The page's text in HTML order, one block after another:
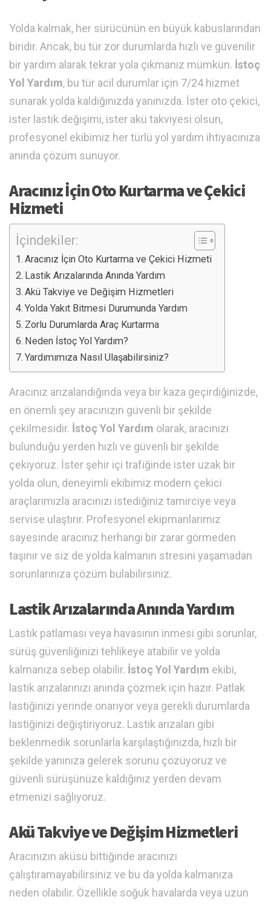
Yolda kalmak, her sürücünün en büyük kabuslarından
biridir. Ancak, bu tür zor durumlarda hızlı ve güvenilir
bir yardım alarak tekrar yola çıkmanız mümkün. İstoç
Yol Yardım, bu tür acil durumlar için 7/24 hizmet
sunarak yolda kaldığınızda yanınızda. İster oto çekici,
ister lastik değişimi, ister akü takviyesi olsun,
profesyonel ekibimiz her türlü yol yardım ihtiyacınıza
anında çözüm sunuyor.
Aracınız İçin Oto Kurtarma ve Çekici
Hizmeti
İçindekiler:
Aracınız İçin Oto Kurtarma ve Çekici Hizmeti
Lastik Arızalarında Anında Yardım
Akü Takviye ve Değişim Hizmetleri
Yolda Yakıt Bitmesi Durumunda Yardım
Zorlu Durumlarda Araç Kurtarma
Neden İstoç Yol Yardım?
Yardımımıza Nasıl Ulaşabilirsiniz?
Aracınız arızalandığında veya bir kaza geçirdiğinizde,
en önemli şey aracınızın güvenli bir şekilde
çekilmesidir. İstoç Yol Yardım olarak, aracınızı
bulunduğu yerden hızlı ve güvenli bir şekilde
çekiyoruz. İster şehir içi trafiğinde ister uzak bir
yolda olun, deneyimli ekibimiz modern çekici
araçlarımızla aracınızı istediğiniz tamirciye veya
servise ulaştırır. Profesyonel ekipmanlarımız
sayesinde aracınız herhangi bir zarar görmeden
taşınır ve siz de yolda kalmanın stresini yaşamadan
sorunlarınıza çözüm bulabilirsiniz.
Lastik Arızalarında Anında Yardım
Lastik patlaması veya havasının inmesi gibi sorunlar,
sürüş güvenliğinizi tehlikeye atabilir ve yolda
kalmanıza sebep olabilir. İstoç Yol Yardım ekibi,
lastik arızalarınızı anında çözmek için hazır. Patlak
lastiğinizi yerinde onarıyor veya gerekli durumlarda
lastiğinizi değiştiriyoruz. Lastik arızaları gibi
beklenmedik sorunlarla karşılaştığınızda, hızlı bir
şekilde yanınıza gelerek sorunu çözüyoruz ve
güvenli sürüşünüze kaldığınız yerden devam
etmenizi sağlıyoruz.
Akü Takviye ve Değişim Hizmetleri
Aracınızın aküsü bittiğinde aracınızı
çalıştıramayabilirsiniz ve bu da yolda kalmanıza
neden olabilir. Özellikle soğuk havalarda veya uzun